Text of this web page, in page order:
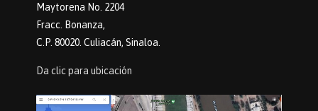
Maytorena No. 2204
Fracc. Bonanza,
C.P. 80020. Culiacán, Sinaloa.
Da clic para ubicación